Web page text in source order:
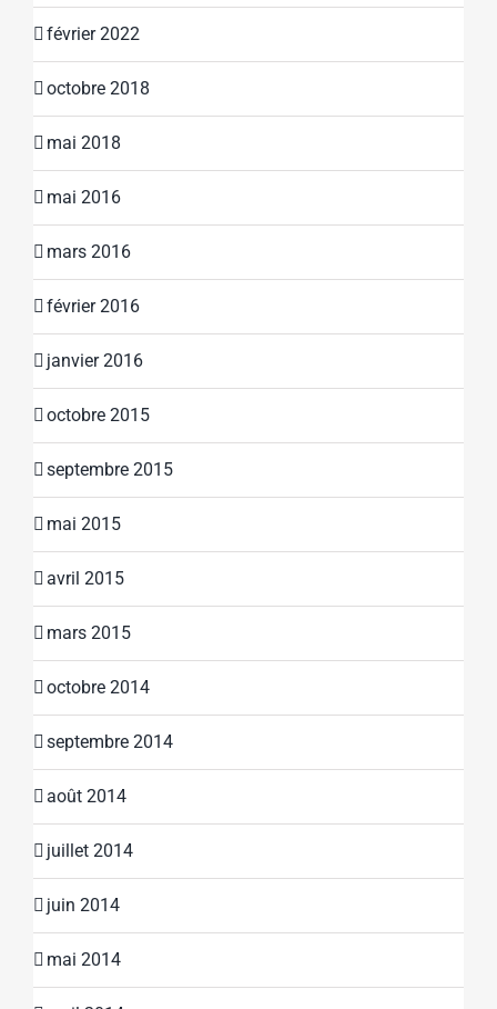
février 2022
octobre 2018
mai 2018
mai 2016
mars 2016
février 2016
janvier 2016
octobre 2015
septembre 2015
mai 2015
avril 2015
mars 2015
octobre 2014
septembre 2014
août 2014
juillet 2014
juin 2014
mai 2014